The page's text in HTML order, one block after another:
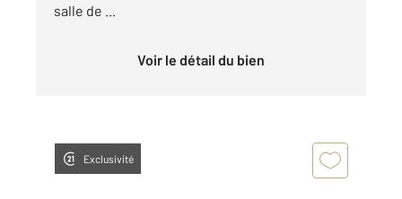
salle de ...
Voir le détail du bien
Exclusivité